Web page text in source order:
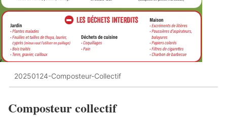
20250124-Composteur-Collectif
Composteur collectif